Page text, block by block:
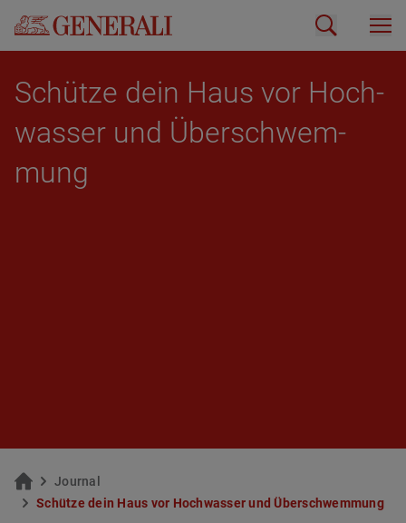
Schüt­ze dein Haus vor Hoch­
was­ser und Über­schwem­
mung
Jour­nal
Schüt­ze dein Haus vor Hoch­was­ser und Über­schwem­mung